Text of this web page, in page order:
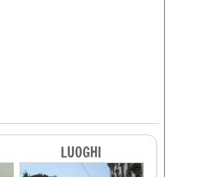
LUOGHI